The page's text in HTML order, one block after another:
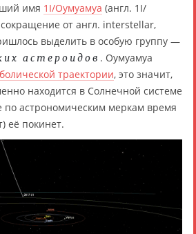
имя 1I/Оумуамуа (англ. 1I/
от англ. interstellar,
выделить в особую группу —
астероидов . Оумуамуа
траектории, это значит,
находится в Солнечной системе
по астрономическим меркам время
её покинет.